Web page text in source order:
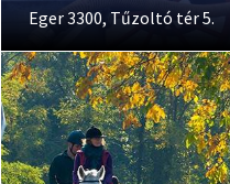
Eger 3300, Tűzoltó tér 5.